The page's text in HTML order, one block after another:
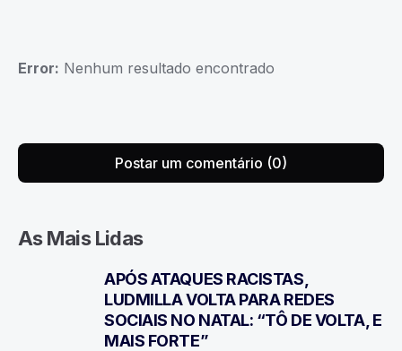
Error: Nenhum resultado encontrado
Postar um comentário (0)
As Mais Lidas
APÓS ATAQUES RACISTAS,
LUDMILLA VOLTA PARA REDES
SOCIAIS NO NATAL: “TÔ DE VOLTA, E
MAIS FORTE”